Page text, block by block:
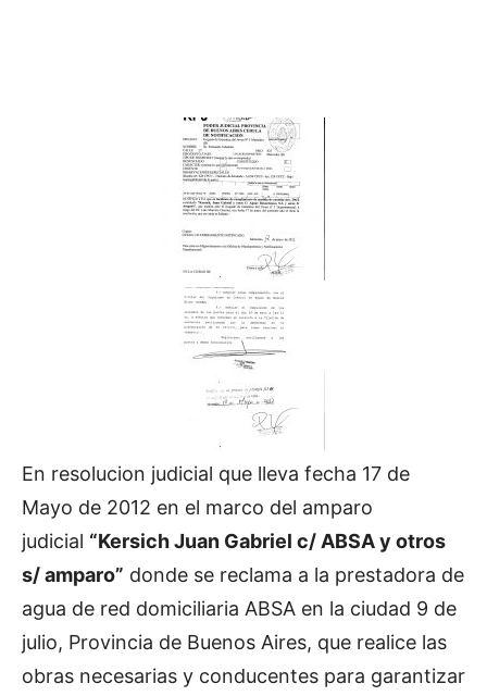
En resolucion judicial que lleva fecha 17 de
Mayo de 2012 en el marco del amparo
judicial “Kersich Juan Gabriel c/ ABSA y otros
s/ amparo” donde se reclama a la prestadora de
agua de red domiciliaria ABSA en la ciudad 9 de
julio, Provincia de Buenos Aires, que realice las
obras necesarias y conducentes para garantizar